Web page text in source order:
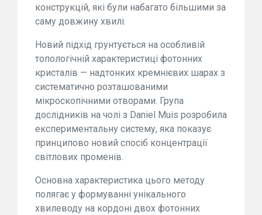
конструкцій, які були набагато більшими за
саму довжину хвилі.
Новий підхід грунтується на особливій
топологічній характеристиці фотонних
кристалів — надтонких кремнієвих шарах з
систематично розташованими
мікроскопічними отворами. Група
дослідників на чолі з Daniel Muis розробила
експериментальну систему, яка показує
принципово новий спосіб концентрації
світлових променів.
Основна характеристика цього методу
полягає у формуванні унікального
хвилеводу на кордоні двох фотонних